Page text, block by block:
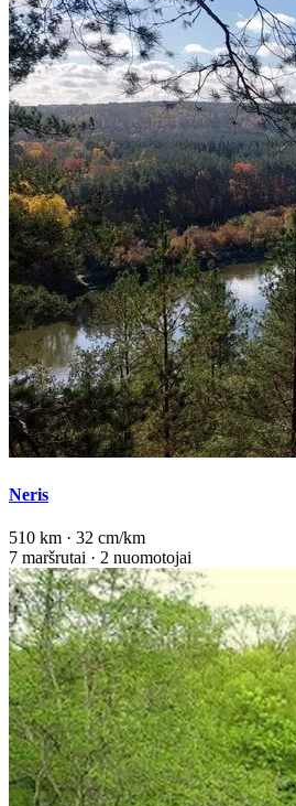
Neris
510 km · 32 cm/km
7 maršrutai · 2 nuomotojai